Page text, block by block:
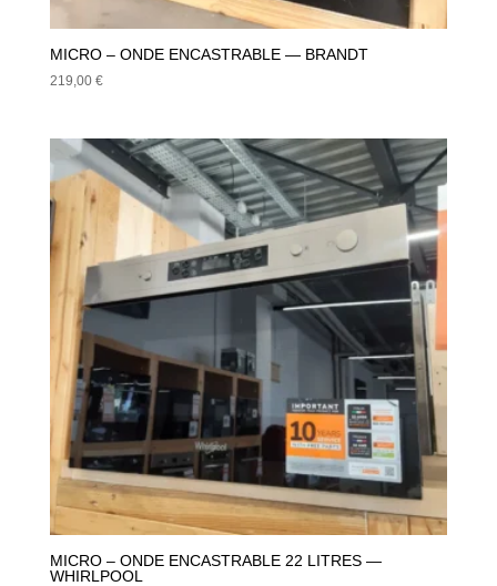
MICRO – ONDE ENCASTRABLE — BRANDT
219,00 €
MICRO – ONDE ENCASTRABLE 22 LITRES —
WHIRLPOOL